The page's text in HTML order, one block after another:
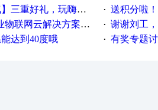
重好礼，玩嗨夏日！ · 送积分啦！参加
网云解决方案实践及应用 · 谢谢刘工
达到40度哦 · 有奖专题讨论：